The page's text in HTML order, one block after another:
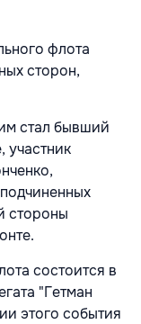
флота
сторон,
стал бывший
участник
стороны
состоится в
"Гетман
этого события